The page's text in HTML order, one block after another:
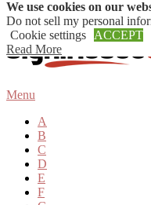
Skip to content
Menu
A
B
C
D
E
F
We use cookies on our
Do not sell my personal
Cookie settings
ACCEPT
Read More